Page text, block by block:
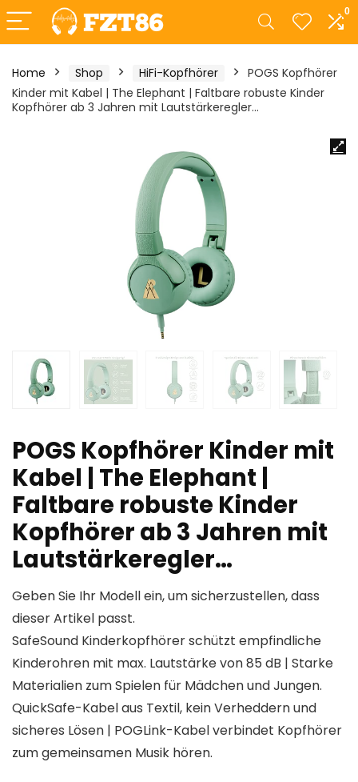
0
Home Shop HiFi-Kopfhörer
POGS Kopfhörer
Kinder mit Kabel | The Elephant | Faltbare robuste Kinder
Kopfhörer ab 3 Jahren mit Lautstärkeregler…
POGS Kopfhörer Kinder mit
Kabel | The Elephant |
Faltbare robuste Kinder
Kopfhörer ab 3 Jahren mit
Lautstärkeregler…
Geben Sie Ihr Modell ein, um sicherzustellen, dass
dieser Artikel passt.
SafeSound Kinderkopfhörer schützt empfindliche
Kinderohren mit max. Lautstärke von 85 dB | Starke
Materialien zum Spielen für Mädchen und Jungen.
QuickSafe-Kabel aus Textil, kein Verheddern und
sicheres Lösen | POGLink-Kabel verbindet Kopfhörer
zum gemeinsamen Musik hören.